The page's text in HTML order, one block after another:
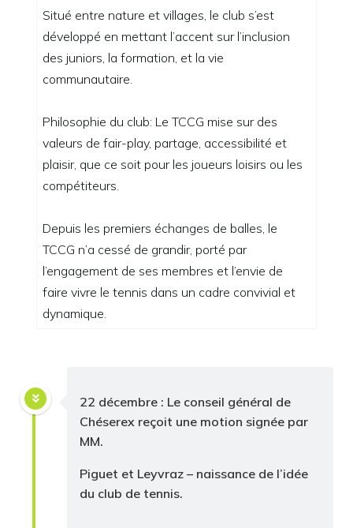
Situé entre nature et villages, le club s’est
développé en mettant l’accent sur l’inclusion
des juniors, la formation, et la vie
communautaire.
Philosophie du club: Le TCCG mise sur des
valeurs de fair-play, partage, accessibilité et
plaisir, que ce soit pour les joueurs loisirs ou les
compétiteurs.
Depuis les premiers échanges de balles, le
TCCG n’a cessé de grandir, porté par
l’engagement de ses membres et l’envie de
faire vivre le tennis dans un cadre convivial et
dynamique.
22 décembre : Le conseil général de
Chéserex reçoit une motion signée par
MM.
Piguet et Leyvraz – naissance de l’idée
du club de tennis.